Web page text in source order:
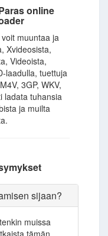
online
muuntaa ja
Xvideosista,
Videoista,
laadulla, tuettuja
3GP, WKV,
ladata tuhansia
ja muilta
sijaan?
muissa
tämän